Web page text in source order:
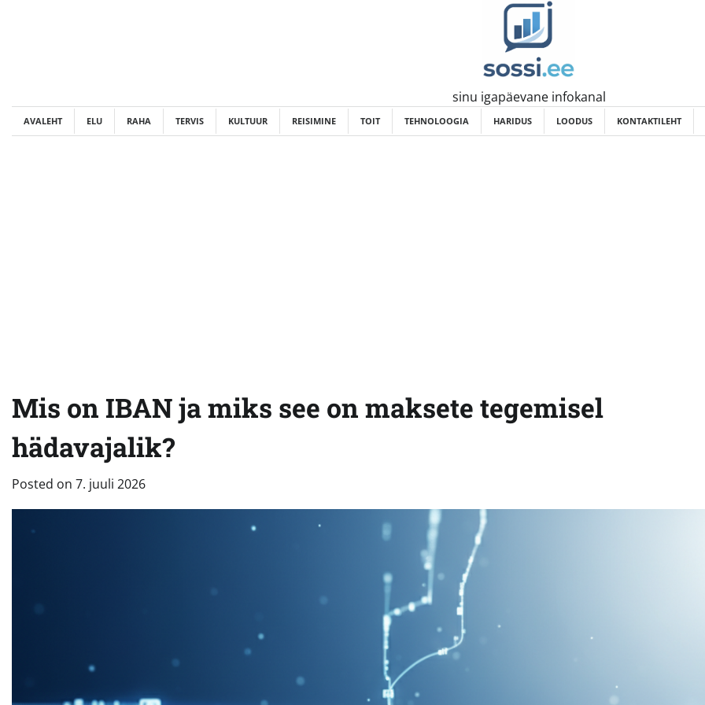
sinu igapäevane infokanal
AVALEHT ELU RAHA TERVIS KULTUUR REISIMINE TOIT TEHNOLOOGIA HARIDUS LOODUS KONTAKTILEHT
Mis on IBAN ja miks see on maksete tegemisel
hädavajalik?
Posted on 7. juuli 2026